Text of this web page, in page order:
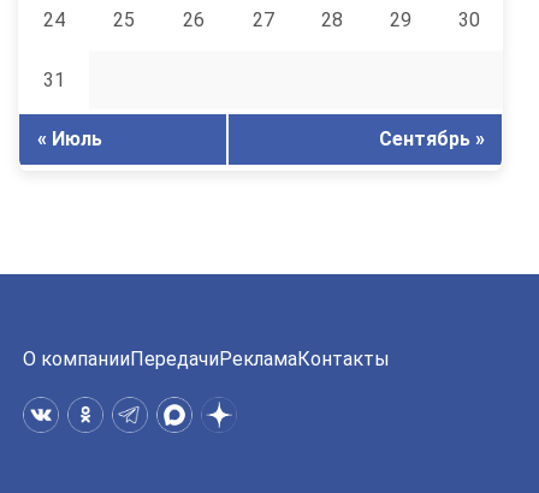
24 25 26 27 28 29 30
31
« Июль Сентябрь »
О компанииПередачиРекламаКонтакты